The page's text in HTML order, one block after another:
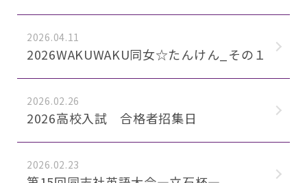
2026.04.11
2026WAKUWAKU同女☆たんけん_その１
2026.02.26
2026高校入試 合格者招集日
2026.02.23